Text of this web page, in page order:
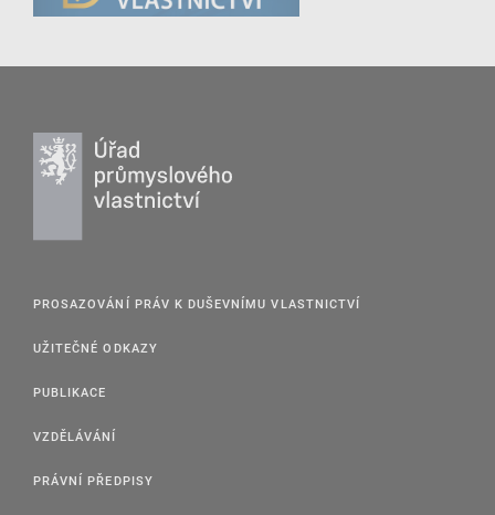
PROSAZOVÁNÍ PRÁV K DUŠEVNÍMU VLASTNICTVÍ
UŽITEČNÉ ODKAZY
PUBLIKACE
VZDĚLÁVÁNÍ
PRÁVNÍ PŘEDPISY